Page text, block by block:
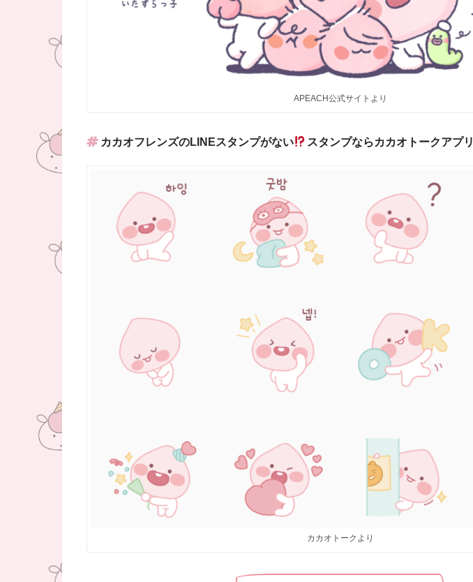
APEACH公式サイトより
カカオフレンズのLINEスタンプがない スタンプならカカオトークアプリ
カカオトークより